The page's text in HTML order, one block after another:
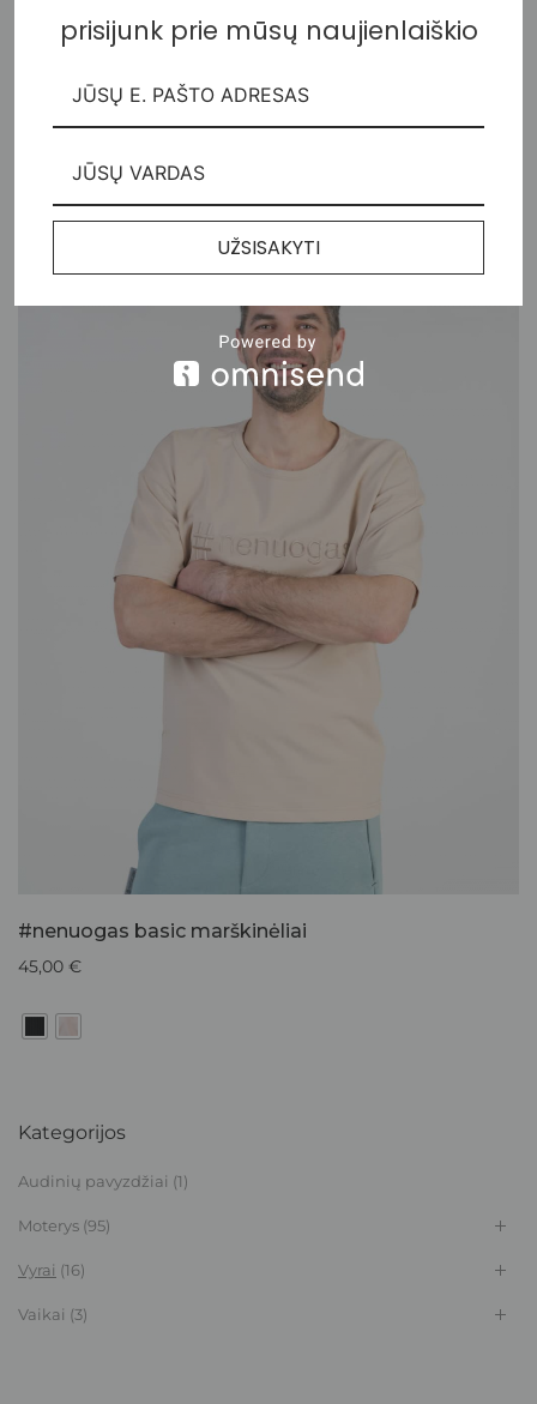
€
#nenuogas basic marškinėliai
45,00 €
Kategorijos
Audinių pavyzdžiai (1)
Moterys (95)
Vyrai (16)
Vaikai (3)
prisijunk prie mūsų naujienlaiškio
UŽSISAKYTI